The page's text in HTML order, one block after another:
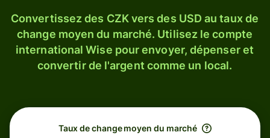
Convertissez des CZK vers des USD au taux de
change moyen du marché. Utilisez le compte
international Wise pour envoyer, dépenser et
convertir de l'argent comme un local.
Taux de change moyen du marché